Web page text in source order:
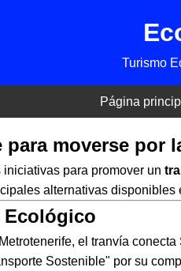
Turismo
Página
moverse por
para promover un
alternativas disponibles
Ecológico
el tranvía
Sostenible" por su